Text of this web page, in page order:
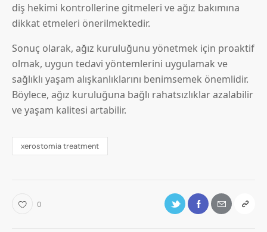
diş hekimi kontrollerine gitmeleri ve ağız bakımına
dikkat etmeleri önerilmektedir.
Sonuç olarak, ağız kuruluğunu yönetmek için proaktif
olmak, uygun tedavi yöntemlerini uygulamak ve
sağlıklı yaşam alışkanlıklarını benimsemek önemlidir.
Böylece, ağız kuruluğuna bağlı rahatsızlıklar azalabilir
ve yaşam kalitesi artabilir.
xerostomia treatment
0